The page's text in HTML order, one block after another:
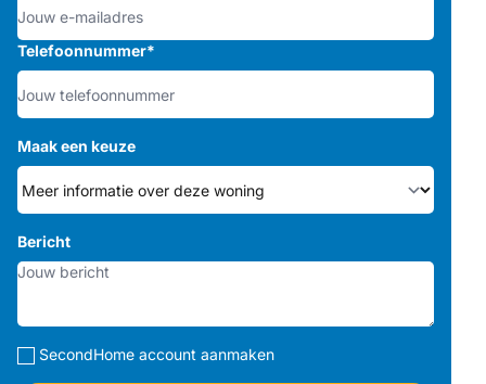
Telefoonnummer*
Maak een keuze
Bericht
SecondHome account aanmaken